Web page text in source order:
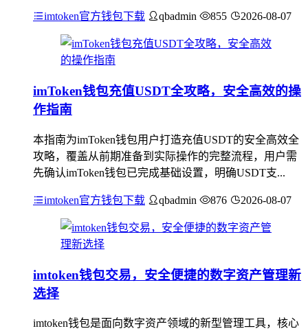
imtoken官方钱包下载 qbadmin 855 2026-08-07
imToken钱包充值USDT全攻略，安全高效的操
作指南
本指南为imToken钱包用户打造充值USDT的安全高效全
攻略，覆盖从前期准备到实际操作的完整流程，用户需
先确认imToken钱包已完成基础设置，明确USDT支...
imtoken官方钱包下载 qbadmin 876 2026-08-07
imtoken钱包交易，安全便捷的数字资产管理新
选择
imtoken钱包是面向数字资产领域的新型管理工具，核心